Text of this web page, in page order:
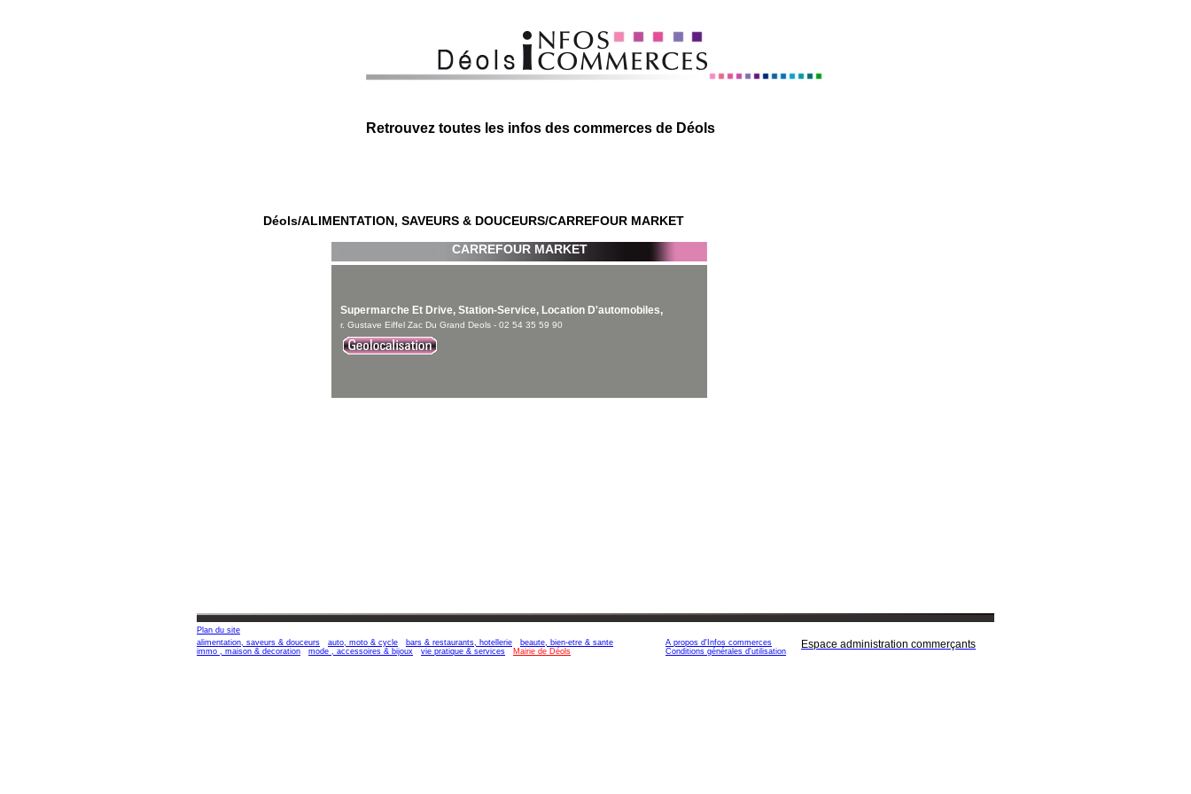
Retrouvez toutes les infos des commerces de Déols
Déols/ALIMENTATION, SAVEURS & DOUCEURS/CARREFOUR MARKET
CARREFOUR MARKET
Supermarche Et Drive, Station-Service, Location D'automobiles,
r. Gustave Eiffel Zac Du Grand Deols - 02 54 35 59 90
Plan du site
alimentation, saveurs & douceurs
auto, moto & cycle bars & restaurants, hotellerie
beaute, bien-etre & sante
immo , maison & decoration
mode , accessoires & bijoux vie pratique & services Mairie de Déols
A propos d'Infos commerces
Conditions générales d'utilisation
Espace administration commerçants